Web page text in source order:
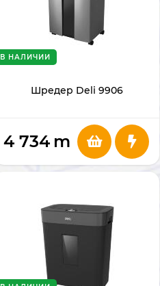
Шредер Deli 9906
В НАЛИЧИИ
4 734 m